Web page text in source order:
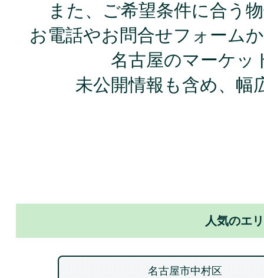
また、ご希望条件に合う
お電話やお問合せフォーム
名古屋のマーケッ
未公開情報も含め、幅
人気のエ
名古屋市中村区